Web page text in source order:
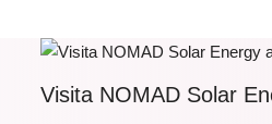
Visita NOMAD Solar